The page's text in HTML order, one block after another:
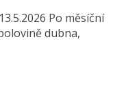
Po měsíční
dubna,